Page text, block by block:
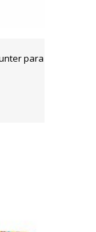
para